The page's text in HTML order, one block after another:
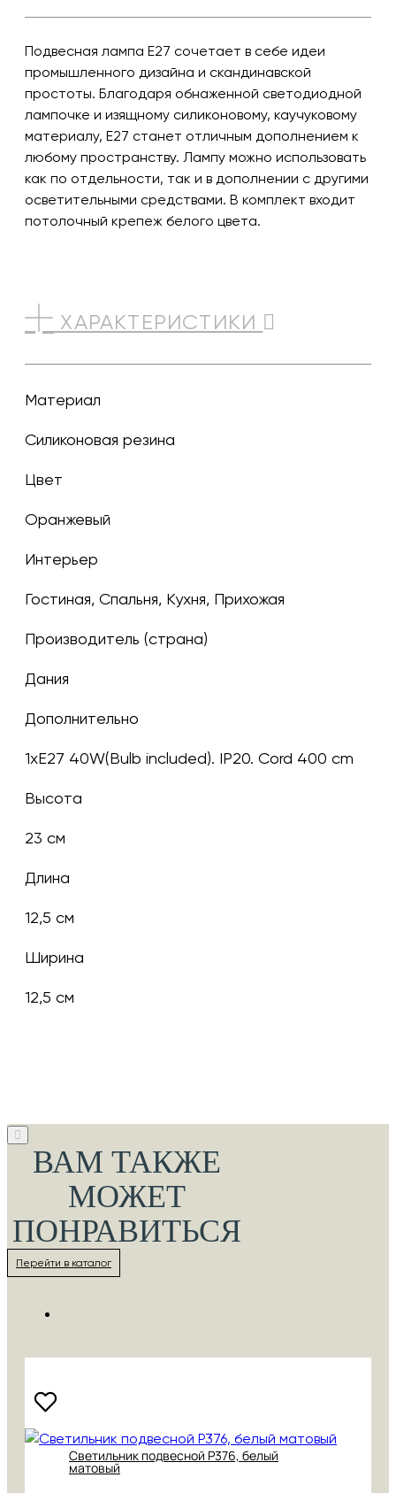
Подвесная лампа E27 сочетает в себе идеи
промышленного дизайна и скандинавской
простоты. Благодаря обнаженной светодиодной
лампочке и изящному силиконовому, каучуковому
материалу, E27 станет отличным дополнением к
любому пространству. Лампу можно использовать
как по отдельности, так и в дополнении с другими
осветительными средствами. В комплект входит
потолочный крепеж белого цвета.
ХАРАКТЕРИСТИКИ
Материал
Силиконовая резина
Цвет
оранжевый
Интерьер
Гостиная, Спальня, Кухня, Прихожая
Производитель (страна)
Дания
Дополнительно
1xE27 40W(Bulb included). IP20. Cord 400 cm
Высота
23 см
Длина
12,5 см
Ширина
12,5 см
ВАМ ТАКЖЕ
МОЖЕТ
ПОНРАВИТЬСЯ
Перейти в каталог
Cветильник подвесной P376, белый
матовый